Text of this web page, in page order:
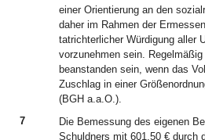
einer Orientierung an den
daher im Rahmen der
tatrichterlicher Würdigung aller
vorzunehmen sein.
beanstanden sein, wenn das
Zuschlag in einer
(BGH a.a.O.).
7
Die Bemessung des eigenen
Schuldners mit 601,50 € durch